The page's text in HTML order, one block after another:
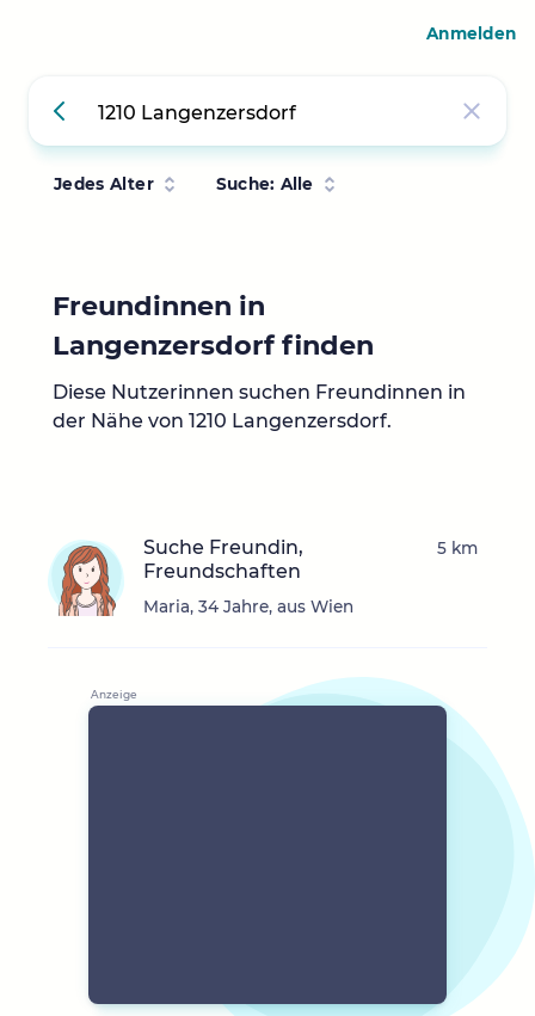
Jedes Alter Suche: Alle
Freundinnen in
Langenzersdorf finden
Diese Nutzerinnen suchen Freundinnen in
der Nähe von 1210 Langenzersdorf.
Suche Freundin,
Freundschaften
Maria, 34 Jahre, aus Wien
5 km
Anmelden